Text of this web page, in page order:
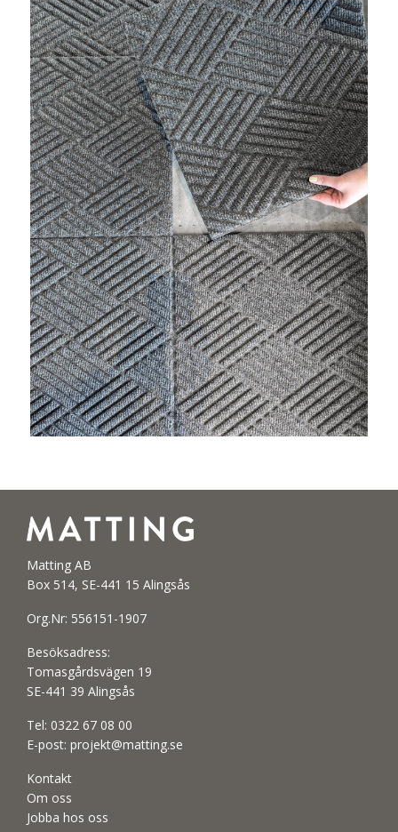
Matting AB
Box 514, SE-441 15 Alingsås
Org.Nr: 556151-1907
Besöksadress:
Tomasgårdsvägen 19
SE-441 39 Alingsås
Tel: 0322 67 08 00
E-post: projekt@matting.se
Kontakt
Om oss
Jobba hos oss